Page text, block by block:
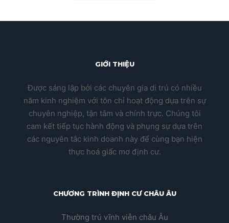
GIỚI THIỆU
Được sáng lập bởi các chuyên gia di trú có nhiều
năm kinh nghiệm với tôn chỉ hoạt động dựa trên sự
chuyên nghiệp, tận tâm và chính trực. Chúng tôi
cam kết tiếp tục hành động và phụng sự dựa trên
các nguyên tắc kinh doanh này để cùng bạn hiện
thực hoá giấc mơ định cư.
CHƯƠNG TRÌNH ĐỊNH CƯ CHÂU ÂU
Thường trú vĩnh viễn châu Âu